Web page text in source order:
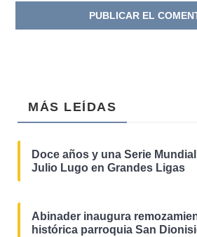
MÁS LEÍDAS
Doce años y una Serie
Julio Lugo en Grandes Ligas
Abinader inaugura
histórica parroquia San